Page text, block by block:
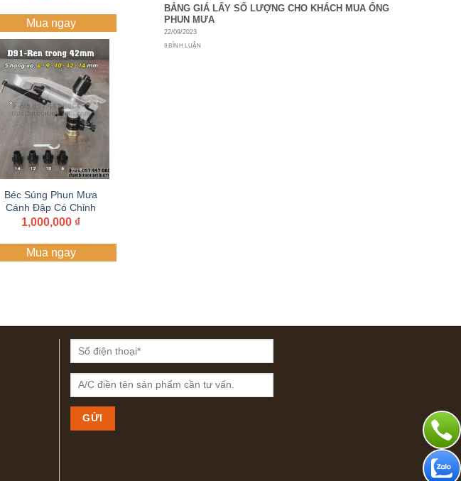
Mua ngay
Béc Súng Phun Mưa
Cánh Đập Có Chỉnh
Góc Phi 42 – D91 –
Kính Lớn Bảo hành 1
năm
1,000,000 ₫
Mua ngay
BẢNG GIÁ LẤY SỐ LƯỢNG CHO KHÁCH MUA ỐNG
PHUN MƯA
22/09/2023
9 BÌNH LUẬN